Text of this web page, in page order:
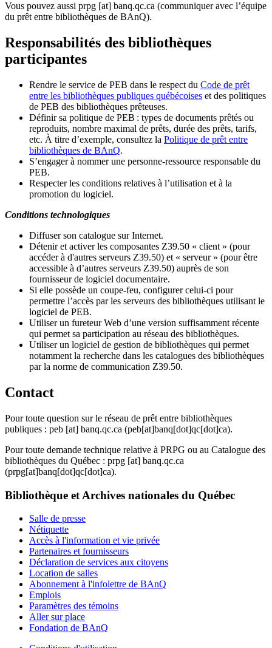
Vous pouvez aussi prpg [at] banq.qc.ca (communiquer avec l’équipe
du prêt entre bibliothèques de BAnQ).
Responsabilités des bibliothèques
participantes
Rendre le service de PEB dans le respect du Code de prêt
entre les bibliothèques publiques québécoises et des politiques
de PEB des bibliothèques prêteuses.
Définir sa politique de PEB : types de documents prêtés ou
reproduits, nombre maximal de prêts, durée des prêts, tarifs,
etc. À titre d’exemple, consultez la Politique de prêt entre
bibliothèques de BAnQ.
S’engager à nommer une personne-ressource responsable du
PEB.
Respecter les conditions relatives à l’utilisation et à la
promotion du logiciel.
Conditions technologiques
Diffuser son catalogue sur Internet.
Détenir et activer les composantes Z39.50 « client » (pour
accéder à d'autres serveurs Z39.50) et « serveur » (pour être
accessible à d’autres serveurs Z39.50) auprès de son
fournisseur de logiciel documentaire.
Si elle possède un coupe-feu, configurer celui-ci pour
permettre l’accès par les serveurs des bibliothèques utilisant le
logiciel de PEB.
Utiliser un fureteur Web d’une version suffisamment récente
qui permet sa participation au réseau des bibliothèques.
Utiliser un logiciel de gestion de bibliothèques qui permet
notamment la recherche dans les catalogues des bibliothèques
par la norme de communication Z39.50.
Contact
Pour toute question sur le réseau de prêt entre bibliothèques
publiques : peb [at] banq.qc.ca (peb[at]banq[dot]qc[dot]ca).
Pour toute demande technique relative à PRPG ou au Catalogue des
bibliothèques du Québec : prpg [at] banq.qc.ca
(prpg[at]banq[dot]qc[dot]ca).
Bibliothèque et Archives nationales du Québec
Salle de presse
Nétiquette
Accès à l'information et vie privée
Partenaires et fournisseurs
Déclaration de services aux citoyens
Location de salles
Abonnement à l'infolettre de BAnQ
Emplois
Paramètres des témoins
Aller sur place
Fondation de BAnQ